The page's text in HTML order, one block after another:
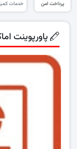
پرداخت امن خدمات
پاورپوینت